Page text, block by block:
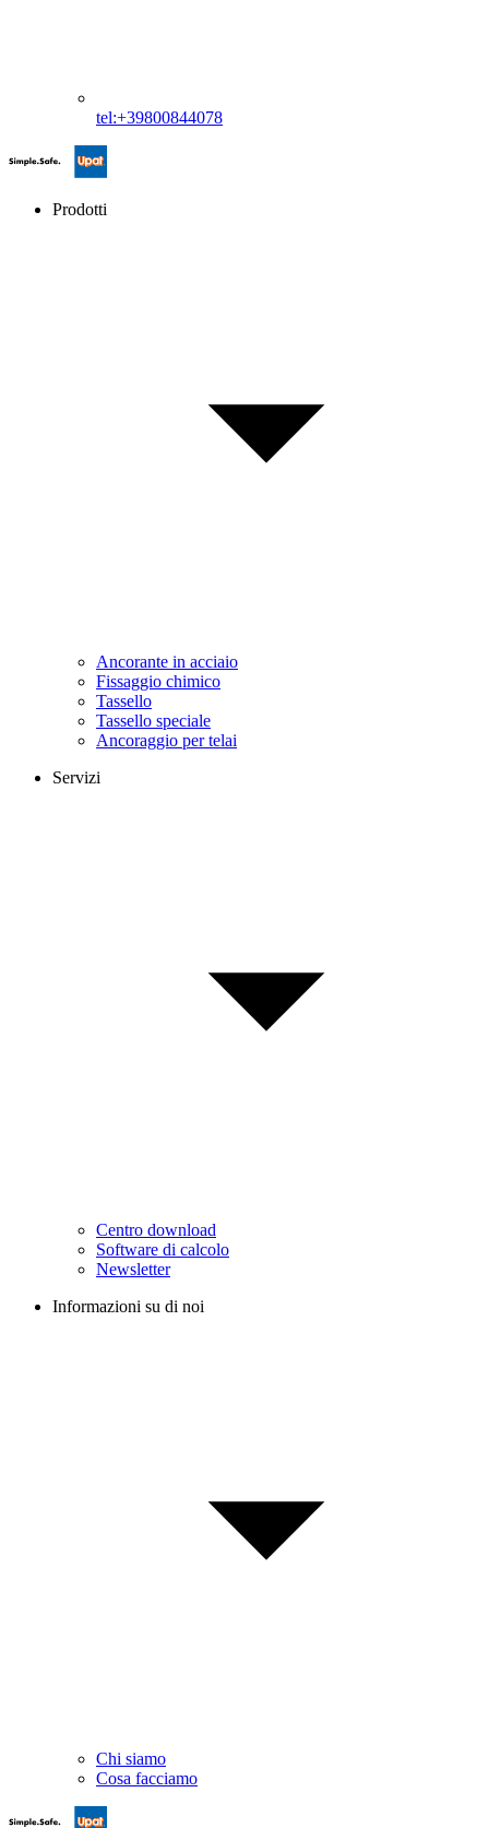
tel:+39800844078
Prodotti
Ancorante in acciaio
Fissaggio chimico
Tassello
Tassello speciale
Ancoraggio per telai
Servizi
Centro download
Software di calcolo
Newsletter
Informazioni su di noi
Chi siamo
Cosa facciamo